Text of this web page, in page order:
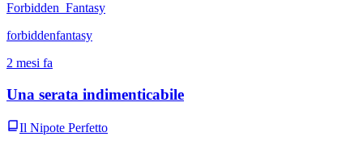
Forbidden_Fantasy
forbiddenfantasy
2 mesi fa
Una serata indimenticabile
Il Nipote Perfetto